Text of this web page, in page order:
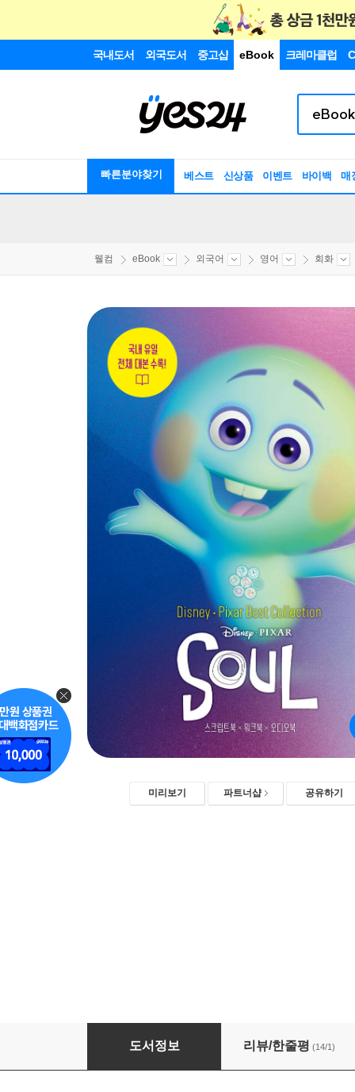
국내도서 외국도서 중고샵 eBook 크레마클럽
빠른분야찾기 베스트 신상품 이벤트 바이백 매
웰컴 eBook 외국어 영어 회화
미리보기 파트너샵 공유하기
Disney?Pixar Best Collection - Soul
도서정보 리뷰/한줄평 (14/1)